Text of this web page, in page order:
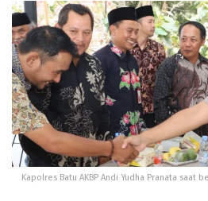
Kapolres Batu AKBP Andi Yudha Pranata saat